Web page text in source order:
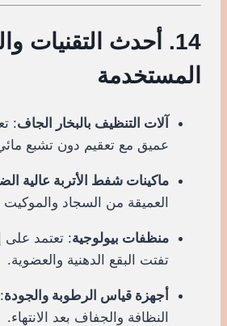
14. أحدث التقنيات
المستخدمة
آلات التنظيف بالبخار الجاف:
عميق مع تعقيم دون تشبع
ماكينات شفط الأتربة عالية
العميقة من السجاد والموكيت
منظفات بيولوجية: تعتمد على
تفتت البقع الدهنية والعضوية.
أجهزة قياس الرطوبة والجودة
النظافة والجفاف بعد الانتهاء.